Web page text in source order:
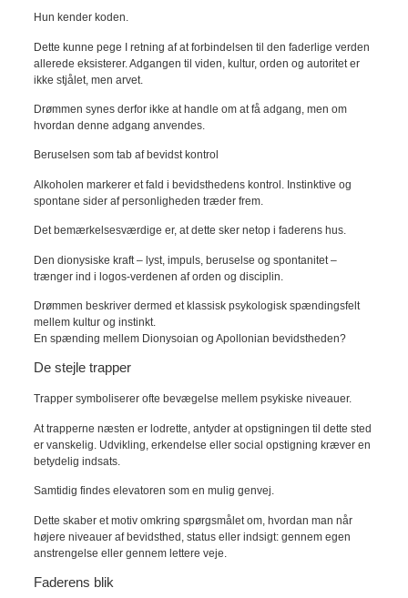
Hun kender koden.
Dette kunne pege I retning af at forbindelsen til den faderlige verden
allerede eksisterer. Adgangen til viden, kultur, orden og autoritet er
ikke stjålet, men arvet.
Drømmen synes derfor ikke at handle om at få adgang, men om
hvordan denne adgang anvendes.
Beruselsen som tab af bevidst kontrol
Alkoholen markerer et fald i bevidsthedens kontrol. Instinktive og
spontane sider af personligheden træder frem.
Det bemærkelsesværdige er, at dette sker netop i faderens hus.
Den dionysiske kraft – lyst, impuls, beruselse og spontanitet –
trænger ind i logos-verdenen af orden og disciplin.
Drømmen beskriver dermed et klassisk psykologisk spændingsfelt
mellem kultur og instinkt.
En spænding mellem Dionysoian og Apollonian bevidstheden?
De stejle trapper
Trapper symboliserer ofte bevægelse mellem psykiske niveauer.
At trapperne næsten er lodrette, antyder at opstigningen til dette sted
er vanskelig. Udvikling, erkendelse eller social opstigning kræver en
betydelig indsats.
Samtidig findes elevatoren som en mulig genvej.
Dette skaber et motiv omkring spørgsmålet om, hvordan man når
højere niveauer af bevidsthed, status eller indsigt: gennem egen
anstrengelse eller gennem lettere veje.
Faderens blik